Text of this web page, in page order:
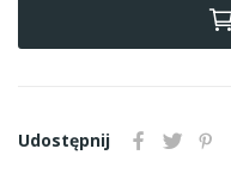
Udostępnij